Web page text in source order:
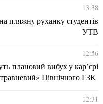
13:38
пляжну руханку студентів
УТВ
12:56
плановий вибух у кар’єрі
Північного ГЗК
12:31